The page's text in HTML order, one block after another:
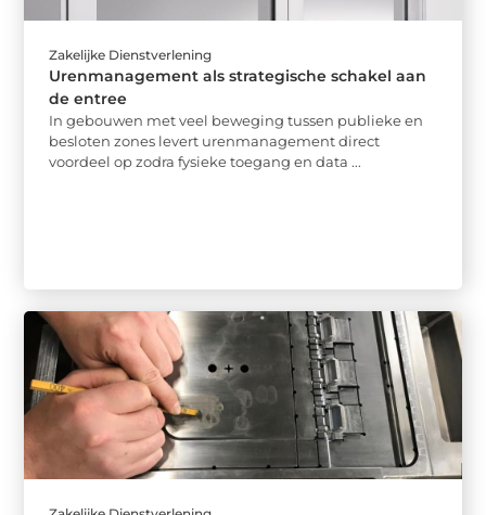
Zakelijke Dienstverlening
Urenmanagement als strategische schakel aan
de entree
In gebouwen met veel beweging tussen publieke en
besloten zones levert urenmanagement direct
voordeel op zodra fysieke toegang en data ...